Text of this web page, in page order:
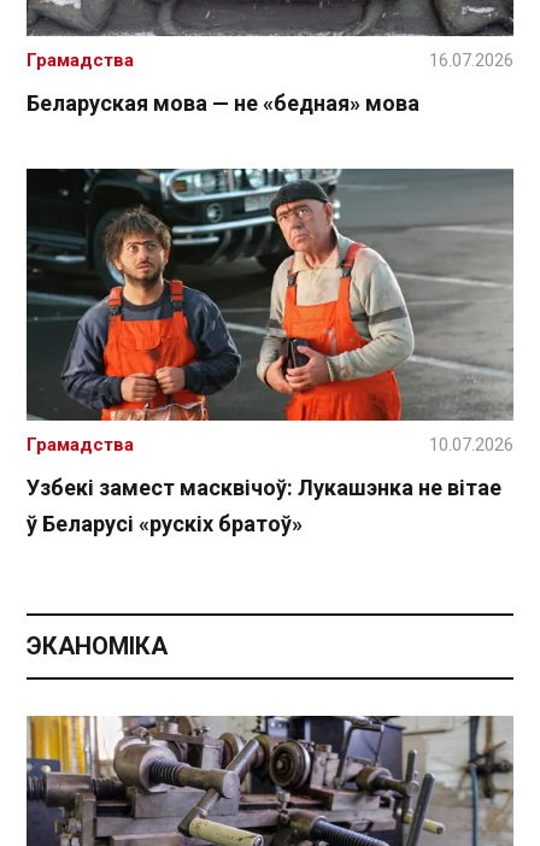
Беларуская мова — не «бедная» мова
Грамадства 16.07.2026
Узбекі замест масквічоў: Лукашэнка не вітае
ў Беларусі «рускіх братоў»
Грамадства 10.07.2026
ЭКАНОМІКА